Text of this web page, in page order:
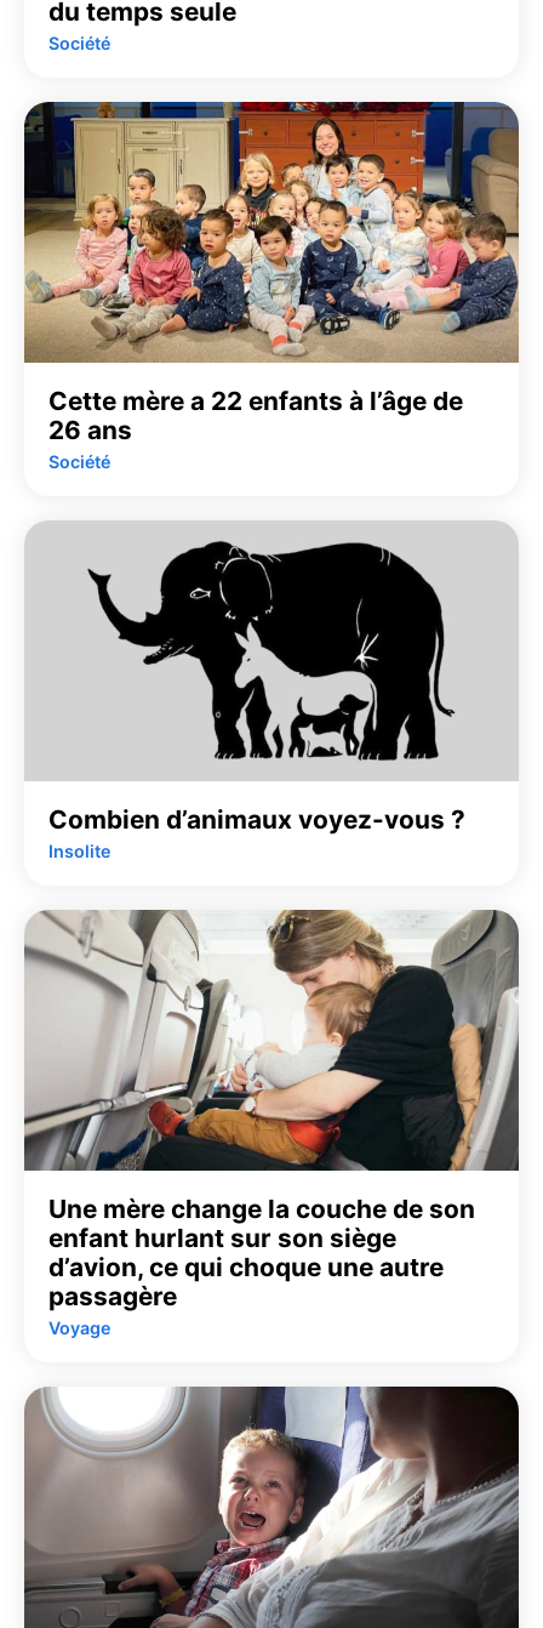
du temps seule
Société
Cette mère a 22 enfants à l’âge de
26 ans
Société
Combien d’animaux voyez-vous ?
Insolite
Une mère change la couche de son
enfant hurlant sur son siège
d’avion, ce qui choque une autre
passagère
Voyage